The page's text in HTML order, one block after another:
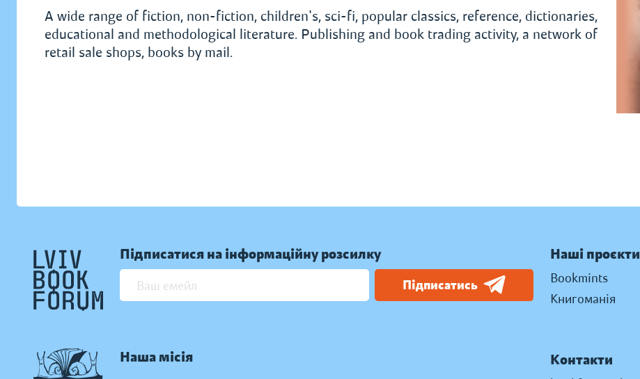
A wide range of fiction, non-fiction, children's, sci-fi, popular classics, reference, dictionaries,
educational and methodological literature. Publishing and book trading activity, a network of
retail sale shops, books by mail.
Підписатися на інформаційну розсилку
Підписатись
Наша місія
Наші проєкти
Bookmints
Книгоманія
Контакти